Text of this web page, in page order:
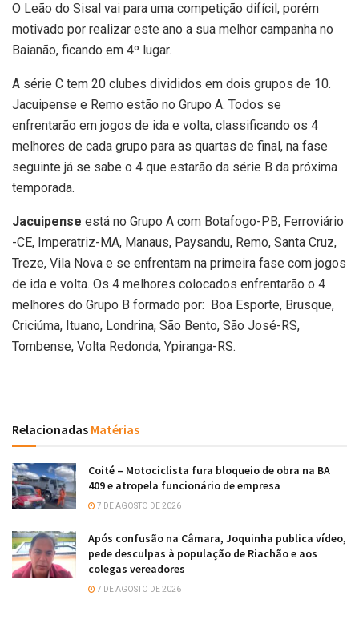
O Leão do Sisal vai para uma competição difícil, porém
motivado por realizar este ano a sua melhor campanha no
Baianão, ficando em 4º lugar.
A série C tem 20 clubes divididos em dois grupos de 10.
Jacuipense e Remo estão no Grupo A. Todos se
enfrentarão em jogos de ida e volta, classificando os 4
melhores de cada grupo para as quartas de final, na fase
seguinte já se sabe o 4 que estarão da série B da próxima
temporada.
Jacuipense está no Grupo A com Botafogo-PB, Ferroviário
-CE, Imperatriz-MA, Manaus, Paysandu, Remo, Santa Cruz,
Treze, Vila Nova e se enfrentam na primeira fase com jogos
de ida e volta. Os 4 melhores colocados enfrentarão o 4
melhores do Grupo B formado por: Boa Esporte, Brusque,
Criciúma, Ituano, Londrina, São Bento, São José-RS,
Tombense, Volta Redonda, Ypiranga-RS.
Relacionadas Matérias
Coité – Motociclista fura bloqueio de obra na BA
409 e atropela funcionário de empresa
7 DE AGOSTO DE 2026
Após confusão na Câmara, Joquinha publica vídeo,
pede desculpas à população de Riachão e aos
colegas vereadores
7 DE AGOSTO DE 2026